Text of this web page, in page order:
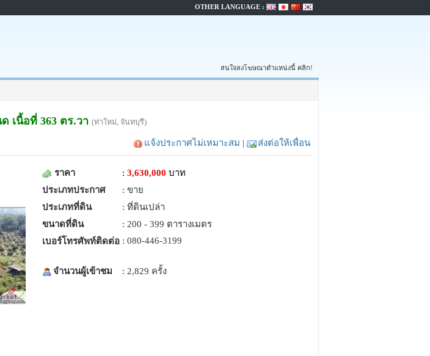
สนใจลงโฆษณาตำแหน่งนี้ คลิก!
OTHER LANGUAGE :
เนื้อที่ 363 ตร.วา (ท่าใหม่, จันทบุรี)
แจ้งประกาศไม่เหมาะสม | ส่งต่อให้เพื่อน
ราคา : 3,630,000 บาท
ประเภทประกาศ
: ขาย
ประเภทที่ดิน
: ที่ดินเปล่า
ขนาดที่ดิน
: 200 - 399 ตารางเมตร
เบอร์โทรศัพท์ติดต่อ : 080-446-3199
จำนวนผู้เข้าชม : 2,829 ครั้ง